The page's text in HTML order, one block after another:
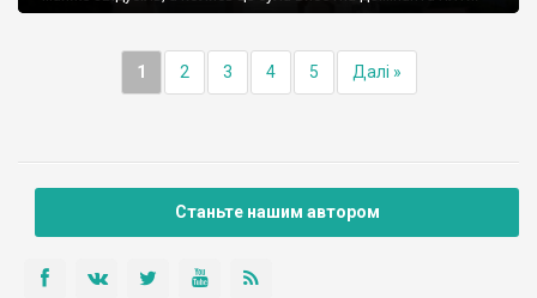
1 2 3 4 5 Далі »
Станьте нашим автором